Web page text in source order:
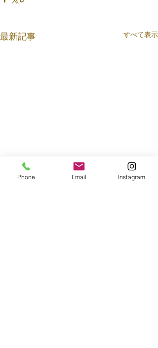
最新記事 すべて表示
Phone Email Instagram